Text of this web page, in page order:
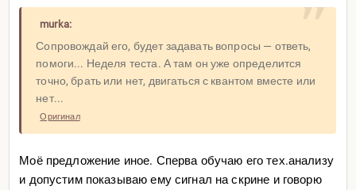
murka:
Сопровождай его, будет задавать вопросы — ответь,
помоги... Неделя теста. А там он уже определится
точно, брать или нет, двигаться с квантом вместе или
нет...
Оригинал
Моё предложение иное. Сперва обучаю его тех.анализу
и допустим показываю ему сигнал на скрине и говорю